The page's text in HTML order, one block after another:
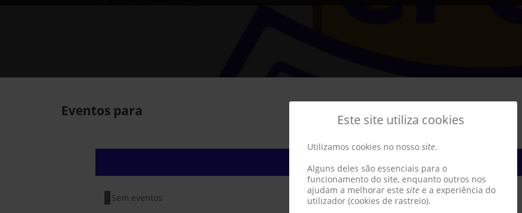
Eventos para
Domingo 07 junho 2026
Sem eventos
Este site utiliza cookies
Utilizamos cookies no nosso site.
Alguns deles são essenciais para o
funcionamento do site, enquanto outros nos
ajudam a melhorar este site e a experiência do
utilizador (cookies de rastreio).